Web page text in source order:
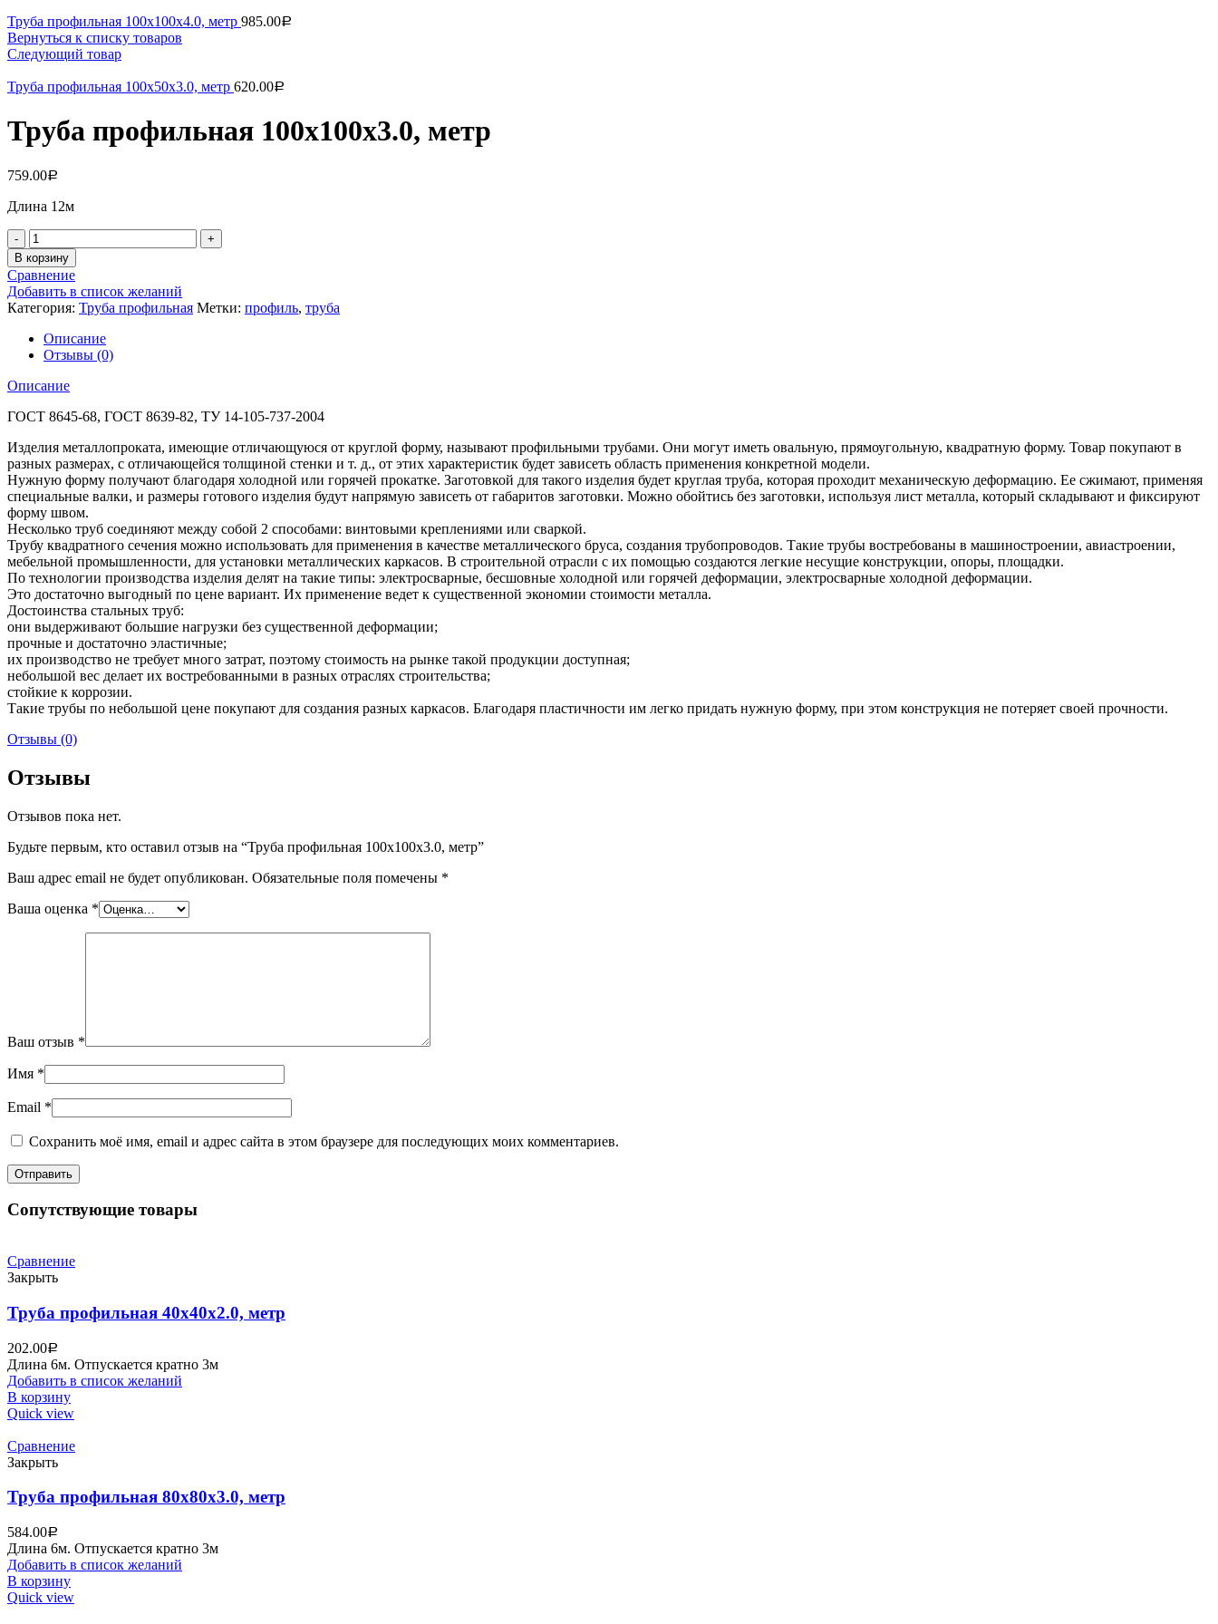
Труба профильная 100х100х4.0, метр 985.00Р
Вернуться к списку товаров
Следующий товар
Труба профильная 100х50х3.0, метр 620.00Р
Труба профильная 100х100х3.0, метр
759.00Р
Длина 12м
Количество
В корзину
Сравнение
Добавить в список желаний
Категория: Труба профильная Метки: профиль, труба
Описание
Отзывы (0)
Описание
ГОСТ 8645-68, ГОСТ 8639-82, ТУ 14-105-737-2004
Изделия металлопроката, имеющие отличающуюся от круглой форму, называют профильными трубами. Они могут иметь овальную, прямоугольную, квадратную форму. Товар покупают в
разных размерах, с отличающейся толщиной стенки и т. д., от этих характеристик будет зависеть область применения конкретной модели.
Нужную форму получают благодаря холодной или горячей прокатке. Заготовкой для такого изделия будет круглая труба, которая проходит механическую деформацию. Ее сжимают, применяя
специальные валки, и размеры готового изделия будут напрямую зависеть от габаритов заготовки. Можно обойтись без заготовки, используя лист металла, который складывают и фиксируют
форму швом.
Несколько труб соединяют между собой 2 способами: винтовыми креплениями или сваркой.
Трубу квадратного сечения можно использовать для применения в качестве металлического бруса, создания трубопроводов. Такие трубы востребованы в машиностроении, авиастроении,
мебельной промышленности, для установки металлических каркасов. В строительной отрасли с их помощью создаются легкие несущие конструкции, опоры, площадки.
По технологии производства изделия делят на такие типы: электросварные, бесшовные холодной или горячей деформации, электросварные холодной деформации.
Это достаточно выгодный по цене вариант. Их применение ведет к существенной экономии стоимости металла.
Достоинства стальных труб:
они выдерживают большие нагрузки без существенной деформации;
прочные и достаточно эластичные;
их производство не требует много затрат, поэтому стоимость на рынке такой продукции доступная;
небольшой вес делает их востребованными в разных отраслях строительства;
стойкие к коррозии.
Такие трубы по небольшой цене покупают для создания разных каркасов. Благодаря пластичности им легко придать нужную форму, при этом конструкция не потеряет своей прочности.
Отзывы (0)
Отзывы
Отзывов пока нет.
Будьте первым, кто оставил отзыв на “Труба профильная 100х100х3.0, метр”
Ваш адрес email не будет опубликован. Обязательные поля помечены *
Ваша оценка *
Ваш отзыв *
Имя *
Email *
Сохранить моё имя, email и адрес сайта в этом браузере для последующих моих комментариев.
Сопутствующие товары
Сравнение
Закрыть
Труба профильная 40х40х2.0, метр
202.00Р
Длина 6м. Отпускается кратно 3м
Добавить в список желаний
В корзину
Quick view
Сравнение
Закрыть
Труба профильная 80х80х3.0, метр
584.00Р
Длина 6м. Отпускается кратно 3м
Добавить в список желаний
В корзину
Quick view